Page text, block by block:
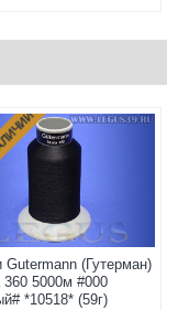
Gutermann (Гутерман)
360 5000м #000
*10518* (59г)